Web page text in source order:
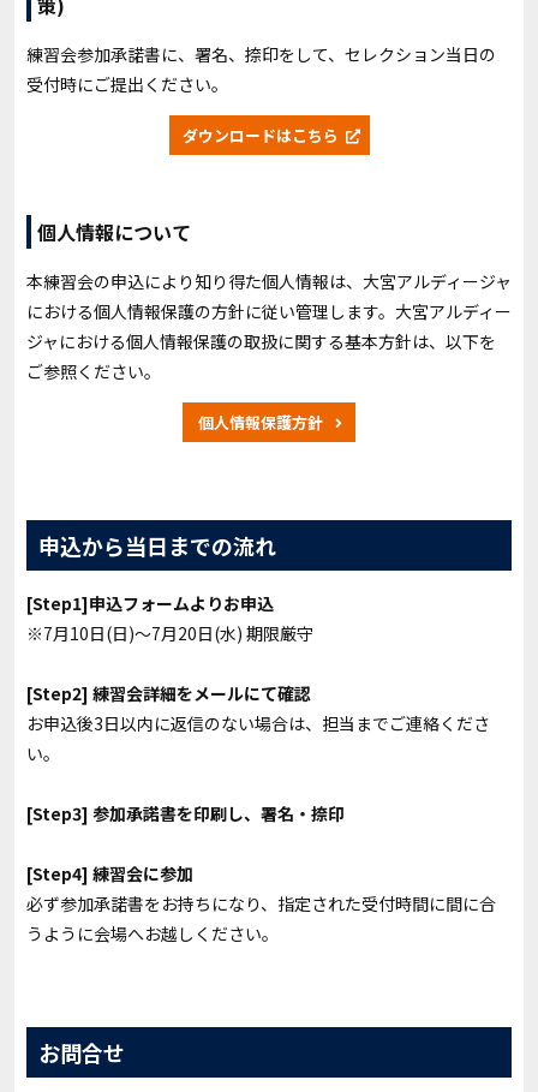
練習会参加承諾書に、署名、捺印をして、セレクション当日の
受付時にご提出ください。
ダウンロードはこちら
個人情報について
本練習会の申込により知り得た個人情報は、大宮アルディージャ
における個人情報保護の方針に従い管理します。大宮アルディー
ジャにおける個人情報保護の取扱に関する基本方針は、以下を
ご参照ください。
個人情報保護方針
申込から当日までの流れ
[Step1]申込フォームよりお申込
※7月10日(日)〜7月20日(水) 期限厳守
[Step2] 練習会詳細をメールにて確認
お申込後3日以内に返信のない場合は、担当までご連絡くださ
い。
[Step3] 参加承諾書を印刷し、署名・捺印
[Step4] 練習会に参加
必ず参加承諾書をお持ちになり、指定された受付時間に間に合
うように会場へお越しください。
お問合せ